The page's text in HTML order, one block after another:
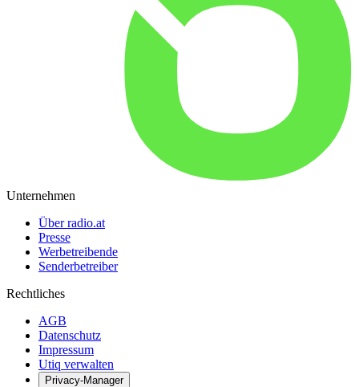
Unternehmen
Über radio.at
Presse
Werbetreibende
Senderbetreiber
Rechtliches
AGB
Datenschutz
Impressum
Utiq verwalten
Privacy-Manager